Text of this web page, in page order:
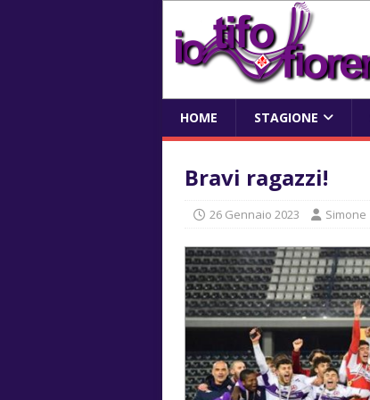
HOME STAGIONE
Bravi ragazzi!
26 Gennaio 2023 Simone